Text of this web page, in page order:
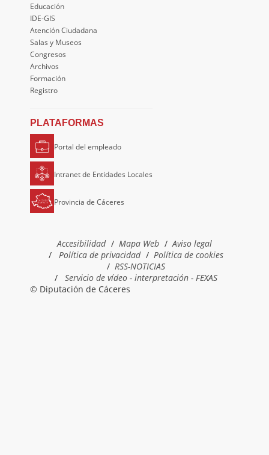
Educación
IDE-GIS
Atención Ciudadana
Salas y Museos
Congresos
Archivos
Formación
Registro
PLATAFORMAS
Portal del empleado
Intranet de Entidades Locales
Provincia de Cáceres
Accesibilidad Mapa Web
Aviso legal
Política de privacidad
Política de cookies
RSS-NOTICIAS
Servicio de vídeo - interpretación - FEXAS
© Diputación de Cáceres